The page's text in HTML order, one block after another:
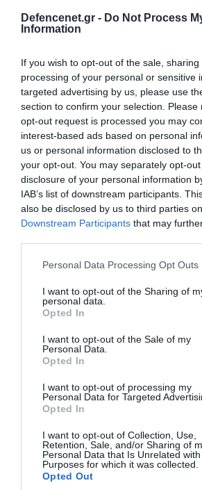
Defencenet.gr - Do Not Process
Information
If you wish to opt-out of the sale,
processing of your personal or sensitive
targeted advertising by us, please use
section to confirm your selection.
opt-out request is processed you may
interest-based ads based on personal
us or personal information disclosed to
your opt-out. You may separately opt-
disclosure of your personal information
IAB’s list of downstream participants.
also be disclosed by us to third parties
Downstream Participants that may
Please note that this website/app uses
not limited to your visit or usage
grant or deny consent to Google and its
use your data for below specified
consent section.
Personal Data Processing Opt Outs
I want to opt-out of the Sharing of
personal data.
Opted In
I want to opt-out of the Sale of my
Personal Data.
Opted In
I want to opt-out of processing my
Personal Data for Targeted
Opted In
I want to opt-out of Collection, Use,
Retention, Sale, and/or Sharing of
Personal Data that Is Unrelated
Purposes for which it was collected.
Opted Out
ΠΟΛΙΤΙΚΗ
07.08.2026 | 20:02
Ο Γιάννης Αλαφούζος
απομάκρυνσής του
06.08.2026 | 14:02